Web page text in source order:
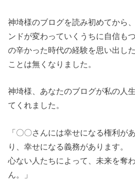
神埼様のブログを読み初めてから
ンドが変わっていくうちに自信も
の辛かった時代の経験を思い出し
ことは無くなりました。
神埼様、あなたのブログが私の人
てくれました。
「〇〇さんには幸せになる権利が
り、幸せになる義務があります。
心ない人たちによって、未来を奪
ん。」